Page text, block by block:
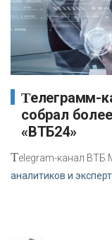
Телеграмм-канал ВТБ Мои Инвестиции
собрал
«ВТБ24»
Telegram-канал ВТБ
аналитиков и